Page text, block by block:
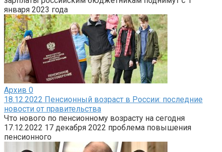
января 2023 года
Архив 0
18.12.2022 Пенсионный возраст в России: последние
новости от правительства
Что нового по пенсионному возрасту на сегодня
17.12.2022 17 декабря 2022 проблема повышения
пенсионного